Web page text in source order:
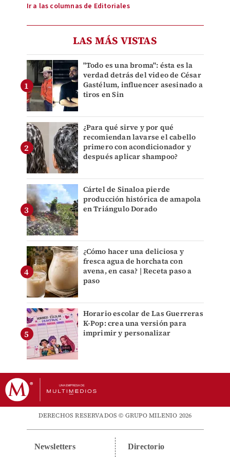
Ir a las columnas de Editoriales
LAS MÁS VISTAS
"Todo es una broma": ésta es la
verdad detrás del video de César
Gastélum, influencer asesinado a
tiros en Sin
¿Para qué sirve y por qué
recomiendan lavarse el cabello
primero con acondicionador y
después aplicar shampoo?
Cártel de Sinaloa pierde
producción histórica de amapola
en Triángulo Dorado
¿Cómo hacer una deliciosa y
fresca agua de horchata con
avena, en casa? | Receta paso a
paso
Horario escolar de Las Guerreras
K-Pop: crea una versión para
imprimir y personalizar
DERECHOS RESERVADOS © GRUPO MILENIO 2026
Newsletters Directorio